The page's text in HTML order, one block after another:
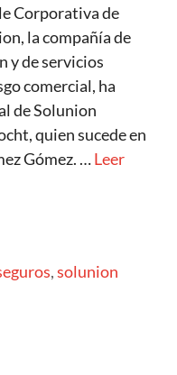
Corporativa de
la compañía de
y de servicios
comercial, ha
de Solunion
quien sucede en
Gómez. …Leer
,solunion